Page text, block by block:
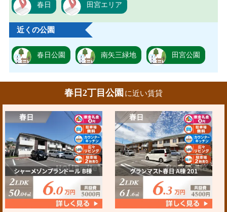
春日 田宮エリア
近くの公園
春日公園 南矢三緑地 田宮公園
春日2丁目公園 に近い賃貸